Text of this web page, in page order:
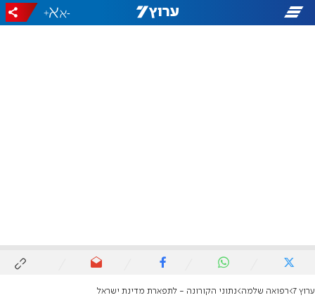
-
+
ערוץ 7 רפואה שלמה נתוני הקורונה - לתפארת מדינת ישראל